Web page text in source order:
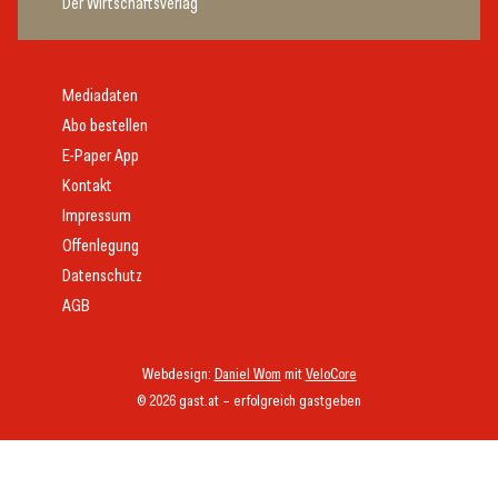
© 2026 gast.at – erfolgreich gastgeben
Webdesign: Daniel Wom mitVeloCore
Mediadaten
Abo bestellen
E-Paper App
Kontakt
Impressum
Offenlegung
Datenschutz
AGB